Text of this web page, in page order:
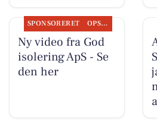
SPONSORERET OPSLAGSTAVLEN
Ny video fra God
isolering ApS - Se
den her